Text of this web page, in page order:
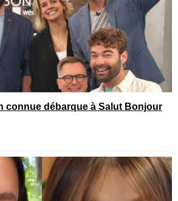
connue débarque à Salut Bonjour